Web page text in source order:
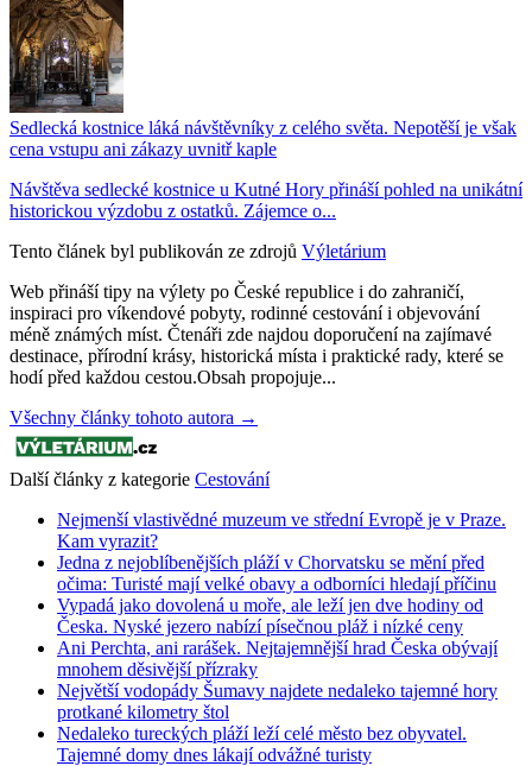
Sedlecká kostnice láká návštěvníky z celého světa. Nepotěší je však
cena vstupu ani zákazy uvnitř kaple
Návštěva sedlecké kostnice u Kutné Hory přináší pohled na unikátní
historickou výzdobu z ostatků. Zájemce o...
Tento článek byl publikován ze zdrojů Výletárium
Web přináší tipy na výlety po České republice i do zahraničí,
inspiraci pro víkendové pobyty, rodinné cestování i objevování
méně známých míst. Čtenáři zde najdou doporučení na zajímavé
destinace, přírodní krásy, historická místa i praktické rady, které se
hodí před každou cestou.Obsah propojuje...
Všechny články tohoto autora →
Další články z kategorie Cestování
Nejmenší vlastivědné muzeum ve střední Evropě je v Praze.
Kam vyrazit?
Jedna z nejoblíbenějších pláží v Chorvatsku se mění před
očima: Turisté mají velké obavy a odborníci hledají příčinu
Vypadá jako dovolená u moře, ale leží jen dve hodiny od
Česka. Nyské jezero nabízí písečnou pláž i nízké ceny
Ani Perchta, ani rarášek. Nejtajemnější hrad Česka obývají
mnohem děsivější přízraky
Největší vodopády Šumavy najdete nedaleko tajemné hory
protkané kilometry štol
Nedaleko tureckých pláží leží celé město bez obyvatel.
Tajemné domy dnes lákají odvážné turisty